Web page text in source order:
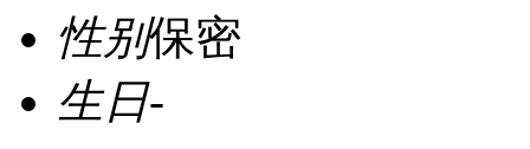
性别保密
生日-